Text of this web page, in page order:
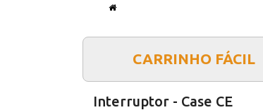
CARRINHO FÁCIL
Interruptor - Case CE